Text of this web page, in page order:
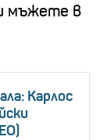
мъжете в
Карлос